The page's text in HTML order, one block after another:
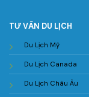
TƯ VẤN DU LỊCH
Du Lịch Mỹ
Du Lịch Canada
Du Lịch Châu Âu